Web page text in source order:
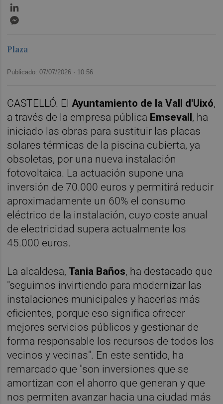
Plaza
Publicado: 07/07/2026 · 10:56
CASTELLÓ. El Ayuntamiento de la Vall d'Uixó,
a través de la empresa pública Emsevall, ha
iniciado las obras para sustituir las placas
solares térmicas de la piscina cubierta, ya
obsoletas, por una nueva instalación
fotovoltaica. La actuación supone una
inversión de 70.000 euros y permitirá reducir
aproximadamente un 60% el consumo
eléctrico de la instalación, cuyo coste anual
de electricidad supera actualmente los
45.000 euros.
La alcaldesa,Tania Baños, ha destacado que
"seguimos invirtiendo para modernizar las
instalaciones municipales y hacerlas más
eficientes, porque eso significa ofrecer
mejores servicios públicos y gestionar de
forma responsable los recursos de todos los
vecinos y vecinas". En este sentido, ha
remarcado que "son inversiones que se
amortizan con el ahorro que generan y que
nos permiten avanzar hacia una ciudad más